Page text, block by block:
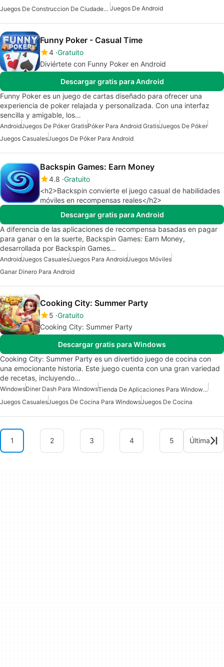
Juegos De Construccion De Ciudades Para Android Juegos De Android
Funny Poker - Casual Time
4 Gratuito
Diviértete con Funny Poker en Android
Descargar gratis para Android
Funny Poker es un juego de cartas diseñado para ofrecer una
experiencia de poker relajada y personalizada. Con una interfaz
sencilla y amigable, los…
AndroidJuegos De Póker GratisPóker Para Android GratisJuegos De Póker
Juegos CasualesJuegos De Póker Para Android
Backspin Games: Earn Money
4.8 Gratuito
<h2>Backspin convierte el juego casual de habilidades
móviles en recompensas reales</h2>
Descargar gratis para Android
A diferencia de las aplicaciones de recompensa basadas en pagar
para ganar o en la suerte, Backspin Games: Earn Money,
desarrollada por Backspin Games…
AndroidJuegos CasualesJuegos Para AndroidJuegos Móviles
Ganar Dinero Para Android
Cooking City: Summer Party
5 Gratuito
Cooking City: Summer Party
Descargar gratis para Windows
Cooking City: Summer Party es un divertido juego de cocina con
una emocionante historia. Este juego cuenta con una gran variedad
de recetas, incluyendo…
WindowsDiner Dash Para Windows
Tienda De Aplicaciones Para Windows 10
Juegos CasualesJuegos De Cocina Para WindowsJuegos De Cocina
1 2 3 4 5 Última